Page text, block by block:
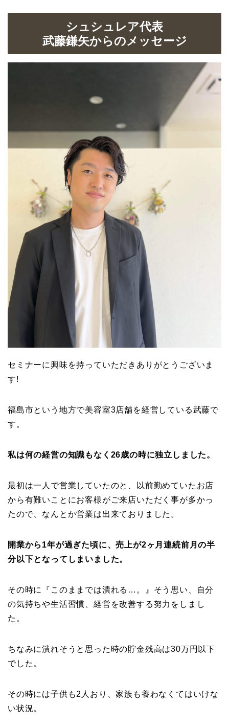
シュシュレア代表
武藤鎌矢からのメッセージ
セミナーに興味を持っていただきありがとうございま
す!
福島市という地方で美容室3店舗を経営している武藤で
す。
私は何の経営の知識もなく26歳の時に独立しました。
最初は一人で営業していたのと、以前勤めていたお店
から有難いことにお客様がご来店いただく事が多かっ
たので、なんとか営業は出来ておりました。
開業から1年が過ぎた頃に、売上が2ヶ月連続前月の半
分以下となってしまいました。
その時に『このままでは潰れる…。』そう思い、自分
の気持ちや生活習慣、経営を改善する努力をしまし
た。
ちなみに潰れそうと思った時の貯金残高は30万円以下
でした。
その時には子供も2人おり、家族も養わなくてはいけな
い状況。